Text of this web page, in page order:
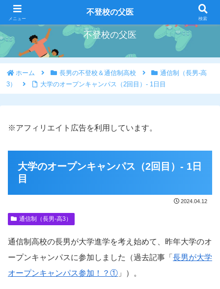
好きな事を好きな時にやろう
不登校の父医
ホーム 長男の不登校＆通信制高校
通信制（長男-高
3）
大学のオープンキャンパス（2回目）- 1日目
※アフィリエイト広告を利用しています。
大学のオープンキャンパス（2回目）- 1日
目
2024.04.12
通信制（長男-高3）
通信制高校の長男が大学進学を考え始めて、昨年大学のオ
ープンキャンパスに参加しました（過去記事「 長男が大学
オープンキャンパス参加！？① 」）。
メニュー
不登校の父医
検索